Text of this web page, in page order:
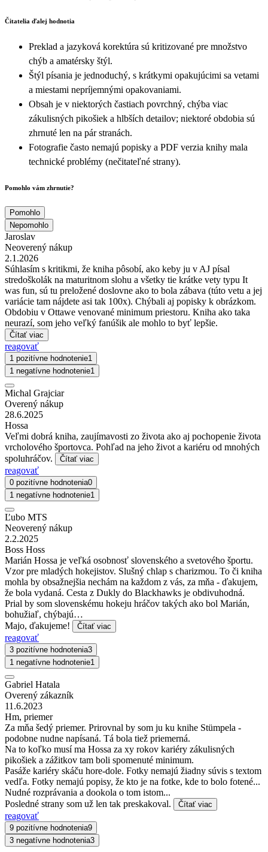
Čitatelia ďalej hodnotia
Preklad a jazyková korektúra sú kritizované pre množstvo
chýb a amatérsky štýl.
Štýl písania je jednoduchý, s krátkymi opakujúcimi sa vetami
a miestami nepríjemnými opakovaniami.
Obsah je v niektorých častiach povrchný, chýba viac
zákulisných pikošiek a hlbších detailov; niektoré obdobia sú
zhrnuté len na pár stranách.
Fotografie často nemajú popisky a PDF verzia knihy mala
technické problémy (nečitateľné strany).
Pomohlo vám zhrnutie?
Pomohlo
Nepomohlo
Jaroslav
Neoverený nákup
2.1.2026
Súhlasím s kritikmi, že kniha pôsobí, ako keby ju v AJ písal
stredoškolák na maturitnom slohu a všetky tie krátke vety typu It
was fun, sú tu preložené doslovne ako to bola zábava (túto vetu a jej
variácie tam nájdete asi tak 100x). Chýbali aj popisky k obrázkom.
Obdobiu v Ottawe venované minimum priestoru. Kniha ako taka
neurazí, som jeho veľký fanúšik ale mohlo to byť lepšie.
Čítať viac
reagovať
1 pozitívne hodnotenie1
1 negatívne hodnotenie1
Michal Grajciar
Overený nákup
28.6.2025
Hossa
Veľmi dobrá kniha, zaujímavosti zo života ako aj pochopenie života
vrcholového športovca. Pohľad na jeho život a kariéru od mnohých
spoluhráčov.
Čítať viac
reagovať
0 pozitívne hodnotenia0
1 negatívne hodnotenie1
Ľubo MTS
Neoverený nákup
2.2.2025
Boss Hoss
Marián Hossa je veľká osobnosť slovenského a svetového športu.
Vzor pre mladých hokejistov. Slušný chlap s charizmou. To či kniha
mohla by obsažnejšia nechám na každom z vás, za mňa - ďakujem,
že bola vydaná. Cesta z Dukly do Blackhawks je obdivuhodná.
Prial by som slovenskému hokeju hráčov takých ako bol Marián,
bohužiaľ, chýbajú…
Majo, ďakujeme!
Čítať viac
reagovať
3 pozitívne hodnotenia3
1 negatívne hodnotenie1
Gabriel Hatala
Overený zákazník
11.6.2023
Hm, priemer
Za mňa šedý priemer. Prirovnal by som ju ku knihe Stümpela -
podobne nudne napísaná. Tá bola tiež priemerná.
Na to koľko musí ma Hossa za xy rokov kariéry zákulisných
pikošiek a zážitkov tam boli spomenuté minimum.
Pasáže kariéry skáču hore-dole. Fotky nemajú žiadny súvis s textom
vedľa. Fotky nemajú popisy, že kto je na fotke, kde to bolo fotené...
Nudné rozprávania a dookola o tom istom...
Posledné strany som už len tak preskakoval.
Čítať viac
reagovať
9 pozitívne hodnotenia9
3 negatívne hodnotenia3